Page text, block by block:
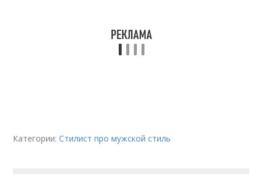
Категории:Стилист про мужской стиль